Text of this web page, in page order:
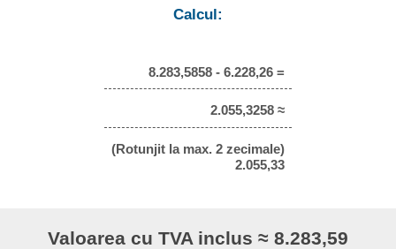
Calcul:
8.283,5858 - 6.228,26 =
2.055,3258 ≈
(Rotunjit la max. 2 zecimale)
2.055,33
Valoarea cu TVA inclus ≈ 8.283,59